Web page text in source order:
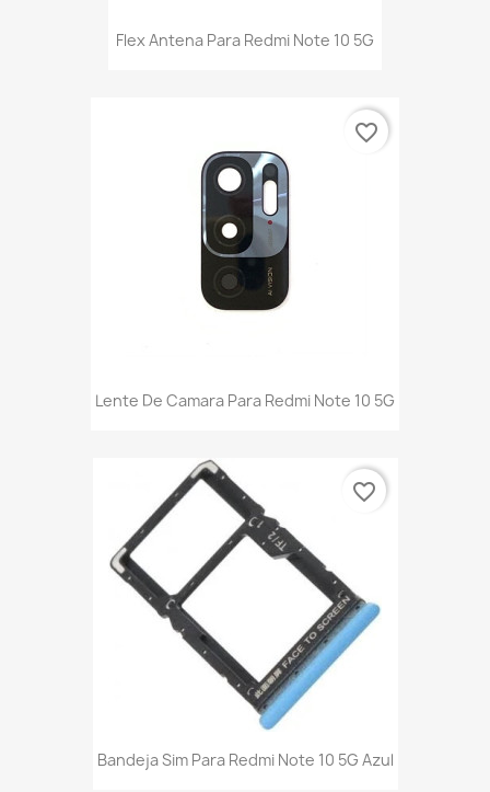
Flex Antena Para Redmi Note 10 5G
Lente De Camara Para Redmi Note 10 5G
favorite_border
Bandeja Sim Para Redmi Note 10 5G Azul
favorite_border